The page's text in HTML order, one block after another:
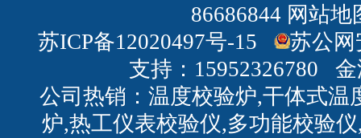
86686844 网站地
苏ICP备12020497号-15
苏公网
支持：15952326780
公司热销：温度校验炉,干体式温
炉,热工仪表校验仪,多功能校验